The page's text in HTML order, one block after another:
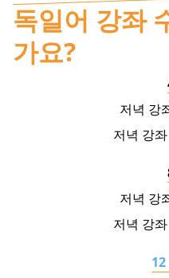
독일어 강좌
가요?